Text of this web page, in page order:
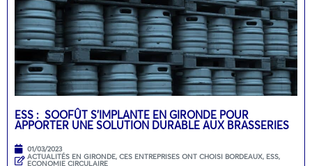
ESS : SOOFÛT S’IMPLANTE EN GIRONDE POUR
APPORTER UNE SOLUTION DURABLE AUX BRASSERIES
01/03/2023
ACTUALITÉS EN GIRONDE, CES ENTREPRISES ONT CHOISI BORDEAUX, ESS,
ECONOMIE CIRCULAIRE